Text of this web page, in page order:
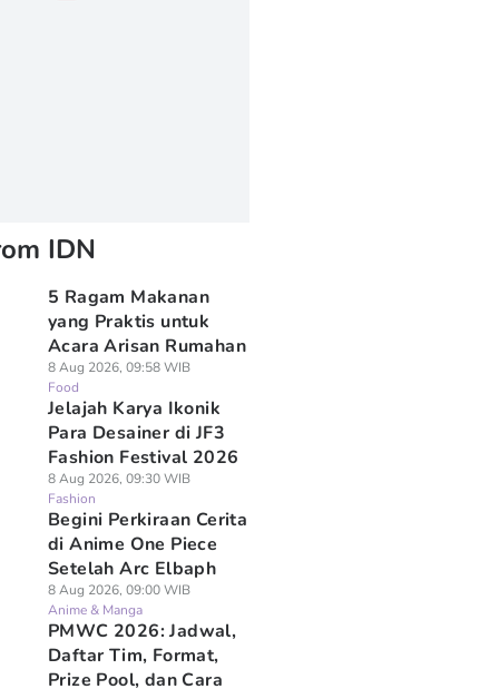
IDN
5 Ragam Makanan
yang Praktis untuk
Acara Arisan Rumahan
8 Aug 2026, 09:58 WIB
Food
Jelajah Karya Ikonik
Para Desainer di JF3
Fashion Festival 2026
8 Aug 2026, 09:30 WIB
Fashion
Begini Perkiraan Cerita
di Anime One Piece
Setelah Arc Elbaph
8 Aug 2026, 09:00 WIB
Anime & Manga
PMWC 2026: Jadwal,
Daftar Tim, Format,
Prize Pool, dan Cara